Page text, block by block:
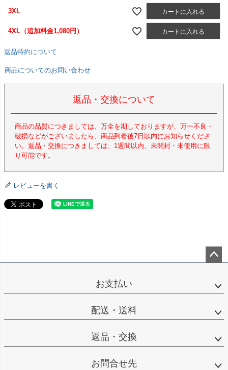
3XL カートに入れる
4XL（追加料金1,080円） カートに入れる
返品特約について
商品についてのお問い合わせ
返品・交換について
商品の品質につきましては、万全を期しておりますが、万一不良・
破損などがございましたら、商品到着後7日以内にお知らせくださ
い。返品・交換につきましては、1週間以内、未開封・未使用に限
り可能です。
レビューを書く
ップ
お支払い
配送・送料
返品・交換
お問合せ先